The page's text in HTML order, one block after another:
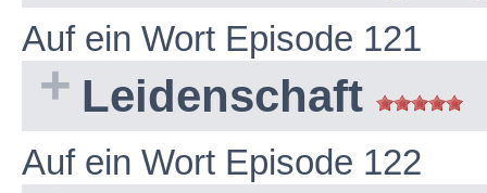
Auf ein Wort Episode 121
Leidenschaft
Auf ein Wort Episode 122